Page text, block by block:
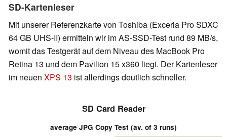
SD-Kartenleser
Mit unserer Referenzkarte von Toshiba (Exceria Pro SDXC
64 GB UHS-II) ermitteln wir im AS-SSD-Test rund 89 MB/s,
womit das Testgerät auf dem Niveau des MacBook Pro
Retina 13 und dem Pavilion 15 x360 liegt. Der Kartenleser
im neuen XPS 13 ist allerdings deutlich schneller.
SD Card Reader
average JPG Copy Test (av. of 3 runs)